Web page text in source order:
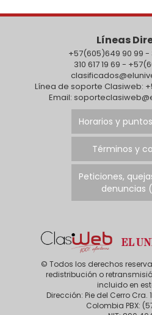
Líneas
+57(605)649 90 99 -
310 617 19 69 -
Línea de soporte Clasiweb:
Email:
Horarios y
Términos y
Peticiones,
denuncias
© Todos los derechos
redistribución o
incluido en
Dirección: Pie del Cerro
Colombia PBX: